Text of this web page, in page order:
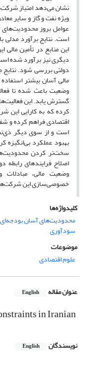
نشان می‌دهد امتیاز
ویژه نفت و گاز و سایر
عوامل بروز
این منابع در تأمین
دیگری نیز برآورد شده
دولتی بررسی شود.
مالی آسان بیشتر
وضعیت باعث شده تا
گسترش یابد. این
کرده که به کارایی این
اقتصادی فراهم کرده و
است و از سوی دیگر
بهبود عملکرد بی‌انگیزه
سخت‌تر کردن
اصلاح فرایندهای
وضعیت مالی، مبادلات
خصوصی‌سازی این
کلیدواژه‌ها
محدودیت‌های آسان بودجه‌ای
سودآوری
موضوعات
علوم اقتصادی
عنوان مقاله English
in Iranian
نویسندگان English